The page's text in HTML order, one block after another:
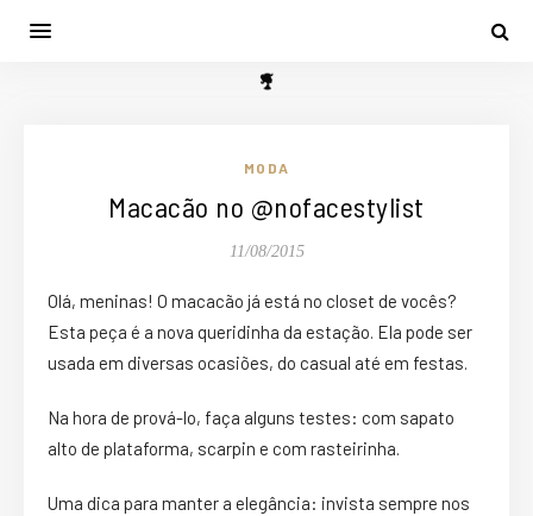
MODA
Macacão no @nofacestylist
11/08/2015
Olá, meninas! O macacão já está no closet de vocês?
Esta peça é a nova queridinha da estação. Ela pode ser
usada em diversas ocasiões, do casual até em festas.
Na hora de prová-lo, faça alguns testes: com sapato
alto de plataforma, scarpin e com rasteirinha.
Uma dica para manter a elegância: invista sempre nos